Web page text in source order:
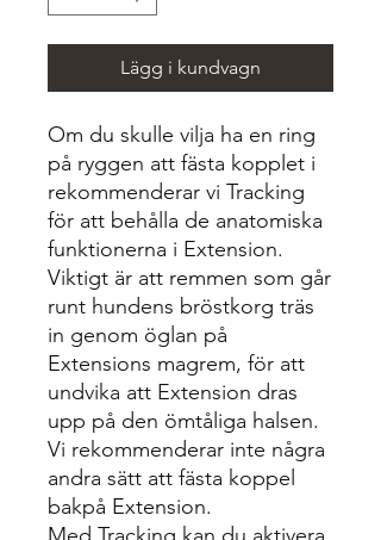
Lägg i kundvagn
Om du skulle vilja ha en ring
på ryggen att fästa kopplet i
rekommenderar vi Tracking
för att behålla de anatomiska
funktionerna i Extension.
Viktigt är att remmen som går
runt hundens bröstkorg träs
in genom öglan på
Extensions magrem, för att
undvika att Extension dras
upp på den ömtåliga halsen.
Vi rekommenderar inte några
andra sätt att fästa koppel
bakpå Extension.